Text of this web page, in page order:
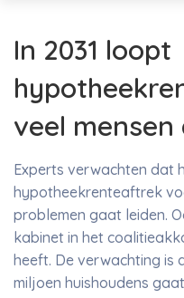
In 2031 loopt
veel mensen
Experts verwachten dat
hypotheekrenteaftrek
problemen gaat leiden.
kabinet in het
heeft. De verwachting is
miljoen huishoudens